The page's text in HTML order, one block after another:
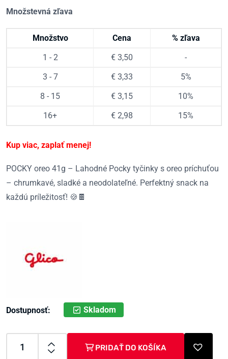
Množstevná zľava
Množstvo Cena
% zľava
1 - 2
€ 3,50
-
3 - 7
€ 3,33
5%
8 - 15
€ 3,15
10%
16+
€ 2,98 15%
Kup viac, zaplať menej!
POCKY oreo 41g – Lahodné Pocky tyčinky s oreo príchuťou
– chrumkavé, sladké a neodolateľné. Perfektný snack na
každú príležitosť! 🍪🍫
Dostupnosť: Skladom
PRIDAŤ DO KOŠÍKA